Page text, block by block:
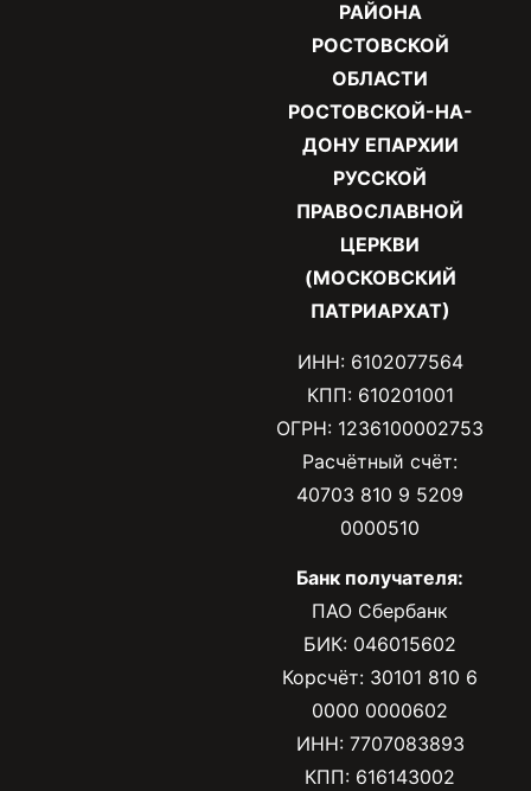
РАЙОНА
РОСТОВСКОЙ
ОБЛАСТИ
РОСТОВСКОЙ-НА-
ДОНУ ЕПАРХИИ
РУССКОЙ
ПРАВОСЛАВНОЙ
ЦЕРКВИ
(МОСКОВСКИЙ
ПАТРИАРХАТ)
ИНН: 6102077564
КПП: 610201001
ОГРН: 1236100002753
Расчётный счёт:
40703 810 9 5209
0000510
Банк получателя:
ПАО Сбербанк
БИК: 046015602
Корсчёт: 30101 810 6
0000 0000602
ИНН: 7707083893
КПП: 616143002